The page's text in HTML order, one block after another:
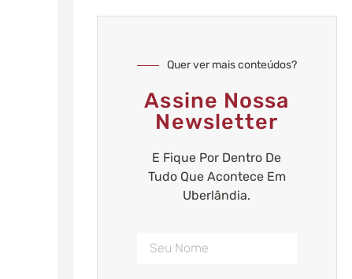
Quer ver mais conteúdos?
Assine Nossa
Newsletter
E Fique Por Dentro De
Tudo Que Acontece Em
Uberlândia.